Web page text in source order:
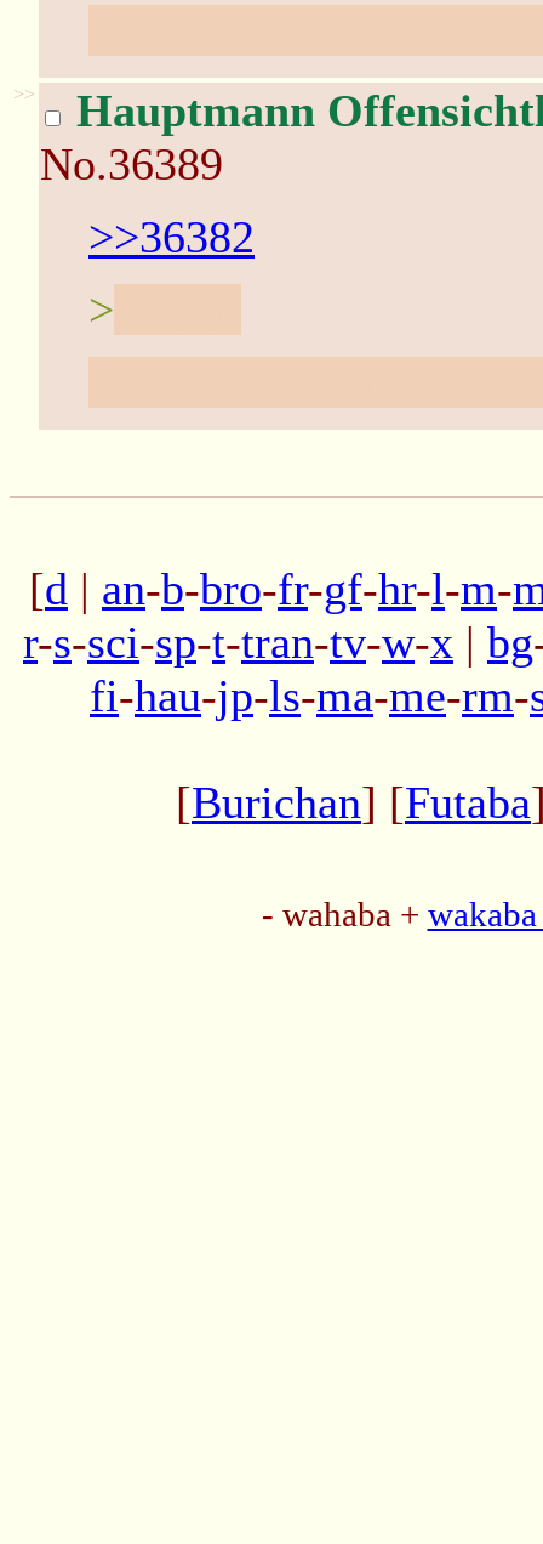
>>
Hаuptmann
No.36389
>>36382
>
[d | an-b-bro-fr-gf-hr-l-m-
r-s-sci-sp-t-tran-tv-w-x | bg
fi-hau-jp-ls-ma-me-rm-
[Burichan] [Futaba
- wahaba +